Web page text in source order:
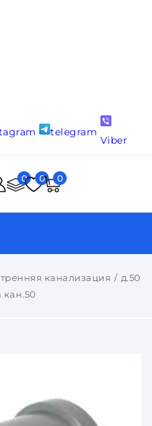
telegram
Viber
0 0 0
канализация
д.50
кан.50